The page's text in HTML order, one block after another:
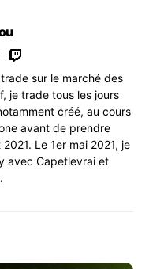
sur le marché des
je trade tous les jours
créé, au cours
avant de prendre
Le 1er mai 2021, je
avec Capetlevrai et